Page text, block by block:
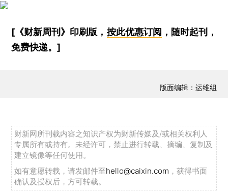
[《财新周刊》印刷版， 按此优惠订阅 ，随时起刊，
免费快递。]
版面编辑：运维组
财新网所刊载内容之知识产权为财新传媒及/或相关权利人
专属所有或持有。未经许可，禁止进行转载、摘编、复制及
建立镜像等任何使用。
如有意愿转载，请发邮件至hello@caixin.com ，获得书面
确认及授权后，方可转载。